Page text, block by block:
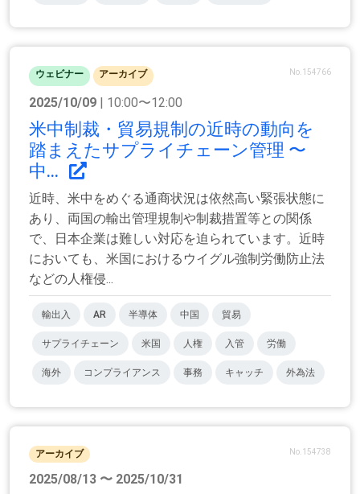
ウェビナー アーカイブ No.154766
2025/10/09 | 10:00〜12:00
米中制裁・貿易規制の近時の動向を
踏まえたサプライチェーン管理 〜
中...
近時、米中をめぐる通商状況は依然高い緊張状態に
あり、両国の輸出管理規制や制裁措置等との関係
で、日本企業は難しい対応を迫られています。近時
においても、米国におけるウイグル強制労働防止法
などの人権侵...
輸出入 AR 半導体 中国 貿易
サプライチェーン 米国 人権 入管 労働
海外 コンプライアンス 事務 キャッチ 外為法
アーカイブ No.154738
2025/08/13 〜 2025/10/31